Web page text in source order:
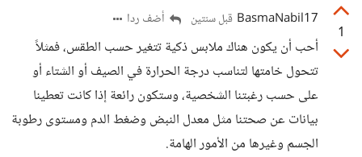
1
BasmaNabil17 قبل سنتين أضف ردا
أحب أن يكون هناك ملابس ذكية تتغير حسب الطقس، فمثلاً
تتحول خامتها لتناسب درجة الحرارة في الصيف أو الشتاء أو
على حسب رغبتنا الشخصية، وستكون رائعة إذا كانت تعطينا
بيانات عن صحتنا مثل معدل النبض وضغط الدم ومستوى رطوبة
الجسم وغيرها من الأمور الهامة.